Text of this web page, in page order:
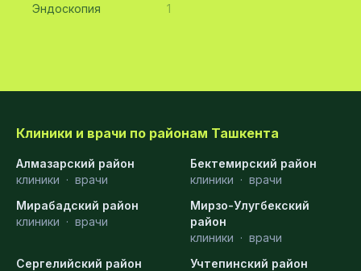
Эндоскопия 1
Клиники и врачи по районам Ташкента
Алмазарский район
клиники · врачи
Бектемирский район
клиники · врачи
Мирабадский район
клиники · врачи
Мирзо-Улугбекский
район
клиники · врачи
Сергелийский район
Учтепинский район